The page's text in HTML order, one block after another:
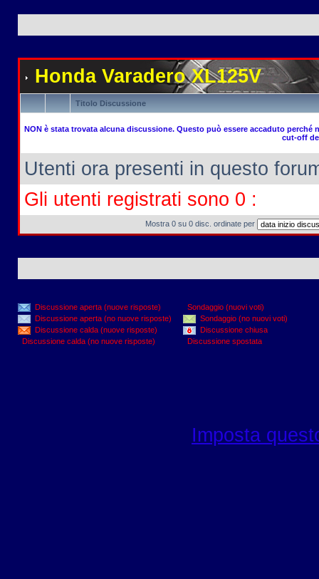
Honda Varadero XL125V
Titolo Discussione
NON è stata trovata alcuna discussione. Questo può essere accaduto
cut-off
Utenti ora presenti in questo
Gli utenti registrati sono 0 :
Mostra 0 su 0 disc. ordinate per
Discussione aperta (nuove risposte)
Discussione aperta (no nuove risposte)
Discussione calda (nuove risposte)
Discussione calda (no nuove risposte)
Sondaggio (nuovi voti)
Sondaggio (no nuovi voti)
Discussione chiusa
Discussione spostata
Imposta